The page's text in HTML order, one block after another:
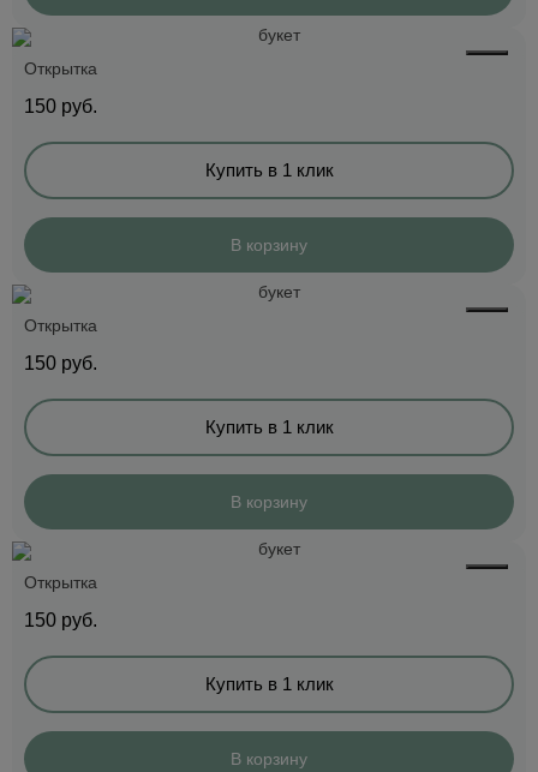
Открытка
150 руб.
Купить в 1 клик
В корзину
Открытка
150 руб.
Купить в 1 клик
В корзину
Открытка
150 руб.
Купить в 1 клик
В корзину